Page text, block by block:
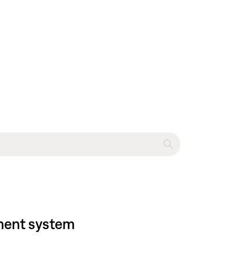
system